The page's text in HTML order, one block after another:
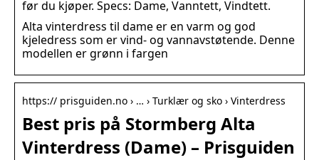
før du kjøper. Specs: Dame, Vanntett, Vindtett.
Alta vinterdress til dame er en varm og god
kjeledress som er vind- og vannavstøtende. Denne
modellen er grønn i fargen
https:// prisguiden.no › … › Turklær og sko › Vinterdress
Best pris på Stormberg Alta
Vinterdress (Dame) – Prisguiden